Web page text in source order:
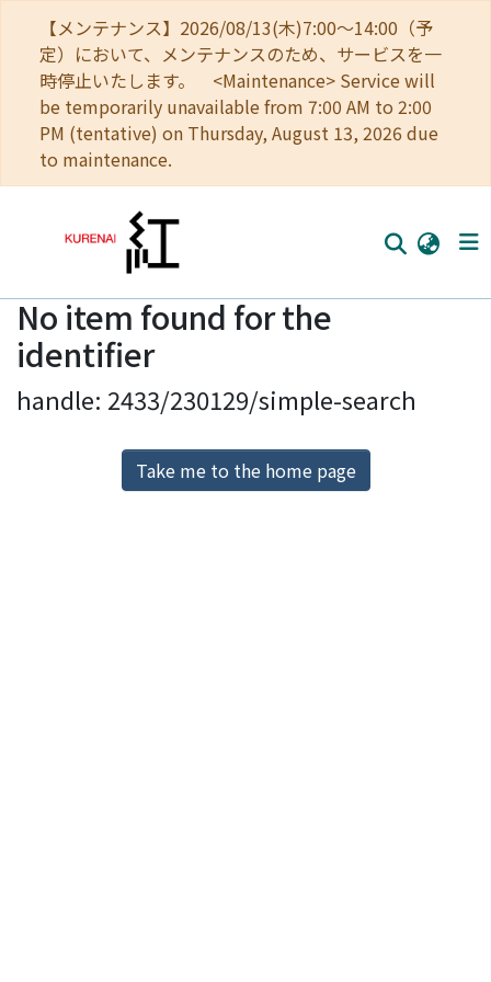
【メンテナンス】2026/08/13(木)7:00～14:00（予
定）において、メンテナンスのため、サービスを一
時停止いたします。 <Maintenance> Service will
be temporarily unavailable from 7:00 AM to 2:00
PM (tentative) on Thursday, August 13, 2026 due
to maintenance.
Home
Communities
Browse
Download Ranking
No item found for the
identifier
handle: 2433/230129/simple-search
Take me to the home page